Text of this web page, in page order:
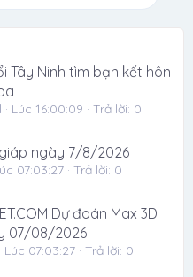
Tây Ninh tìm bạn kết hôn
Lúc 16:00:09
Trả lời: 0
ngày 7/8/2026
07:03:27
Trả lời: 0
Dự đoán Max 3D
07/08/2026
Lúc 07:03:27
Trả lời: 0